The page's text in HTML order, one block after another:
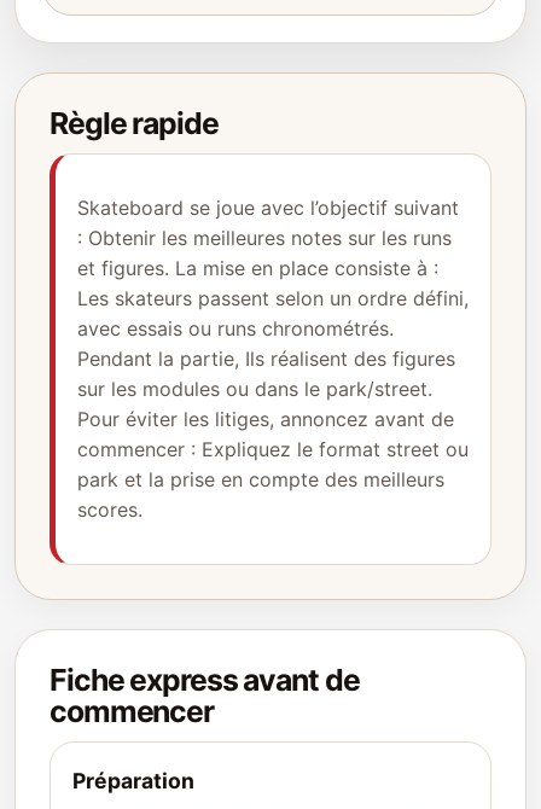
Règle rapide
Skateboard se joue avec l’objectif suivant
: Obtenir les meilleures notes sur les runs
et figures. La mise en place consiste à :
Les skateurs passent selon un ordre défini,
avec essais ou runs chronométrés.
Pendant la partie, Ils réalisent des figures
sur les modules ou dans le park/street.
Pour éviter les litiges, annoncez avant de
commencer : Expliquez le format street ou
park et la prise en compte des meilleurs
scores.
Fiche express avant de
commencer
Préparation